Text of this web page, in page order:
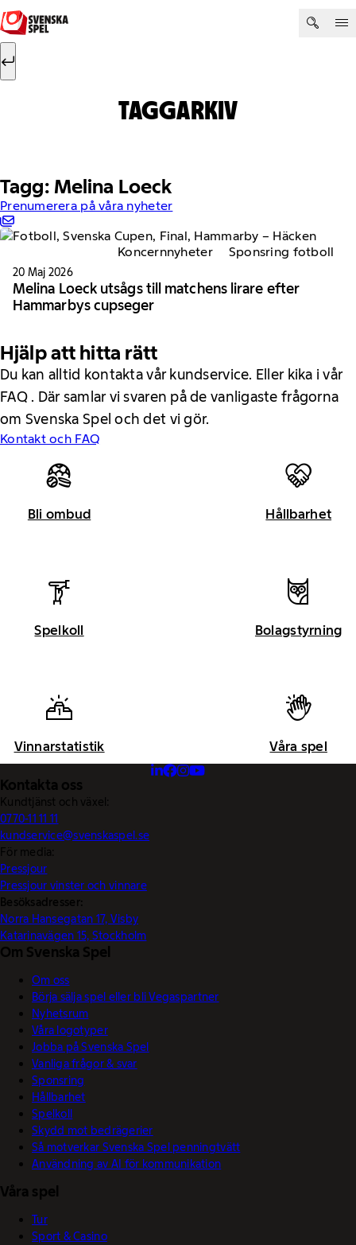
Hoppa till innehåll
Sök efter:
TAGGARKIV
Tagg: Melina Loeck
Prenumerera på våra nyheter
Koncernnyheter Sponsring fotboll
20 Maj 2026
Melina Loeck utsågs till matchens lirare efter
Hammarbys cupseger
Hjälp att hitta rätt
Du kan alltid kontakta vår kundservice. Eller kika i vår
FAQ . Där samlar vi svaren på de vanligaste frågorna
om Svenska Spel och det vi gör.
Kontakt och FAQ
Bli ombud Hållbarhet
Spelkoll Bolagstyrning
Vinnarstatistik Våra spel
Kontakta oss
Kundtjänst och växel:
0770-11 11 11
kundservice@svenskaspel.se
För media:
Pressjour
Pressjour vinster och vinnare
Besöksadresser:
Norra Hansegatan 17, Visby
Katarinavägen 15, Stockholm
Om Svenska Spel
Om oss
Börja sälja spel eller bli Vegaspartner
Nyhetsrum
Våra logotyper
Jobba på Svenska Spel
Vanliga frågor & svar
Sponsring
Hållbarhet
Spelkoll
Skydd mot bedrägerier
Så motverkar Svenska Spel penningtvätt
Användning av AI för kommunikation
Våra spel
Tur
Sport & Casino